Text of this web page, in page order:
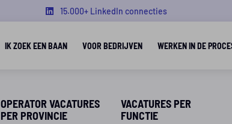
15.000+ LinkedIn connecties
IK ZOEK EEN BAAN VOOR BEDRIJVEN WERKEN IN DE
OPERATOR VACATURES
PER PROVINCIE
VACATURES PER
FUNCTIE